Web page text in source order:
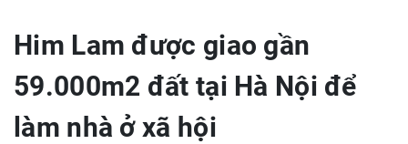
Him Lam được giao gần
59.000m2 đất tại Hà Nội để
làm nhà ở xã hội